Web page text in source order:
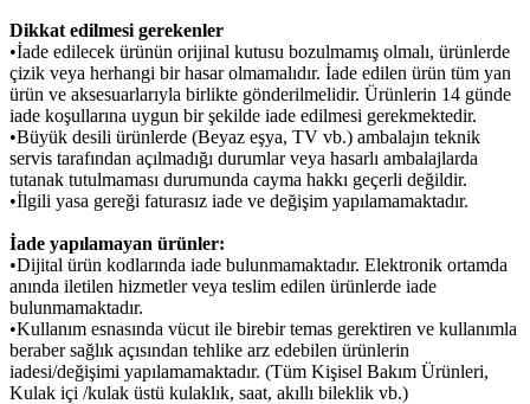
Dikkat edilmesi gerekenler
•İade edilecek ürünün orijinal kutusu bozulmamış olmalı, ürünlerde
çizik veya herhangi bir hasar olmamalıdır. İade edilen ürün tüm yan
ürün ve aksesuarlarıyla birlikte gönderilmelidir. Ürünlerin 14 günde
iade koşullarına uygun bir şekilde iade edilmesi gerekmektedir.
•Büyük desili ürünlerde (Beyaz eşya, TV vb.) ambalajın teknik
servis tarafından açılmadığı durumlar veya hasarlı ambalajlarda
tutanak tutulmaması durumunda cayma hakkı geçerli değildir.
•İlgili yasa gereği faturasız iade ve değişim yapılamamaktadır.
İade yapılamayan ürünler:
•Dijital ürün kodlarında iade bulunmamaktadır. Elektronik ortamda
anında iletilen hizmetler veya teslim edilen ürünlerde iade
bulunmamaktadır.
•Kullanım esnasında vücut ile birebir temas gerektiren ve kullanımla
beraber sağlık açısından tehlike arz edebilen ürünlerin
iadesi/değişimi yapılamamaktadır. (Tüm Kişisel Bakım Ürünleri,
Kulak içi /kulak üstü kulaklık, saat, akıllı bileklik vb.)